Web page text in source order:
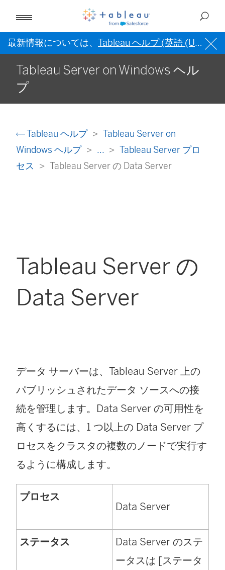
最新情報については、 Tableau ヘルプ (英語 (US)) を
Tableau Server on Windows ヘル
プ
Tableau ヘルプ
Tableau Server on
Windows ヘルプ
...
Tableau Server プロ
セス
Tableau Server の Data Server
Tableau Server の
Data Server
データ サーバーは、Tableau Server 上の
パブリッシュされたデータ ソースへの接
続を管理します。Data Server の可用性を
高くするには、1 つ以上の Data Server プ
ロセスをクラスタの複数のノードで実行す
るように構成します。
プロセス
Data Server
ステータス Data Server のステ
ータスは [ステータ